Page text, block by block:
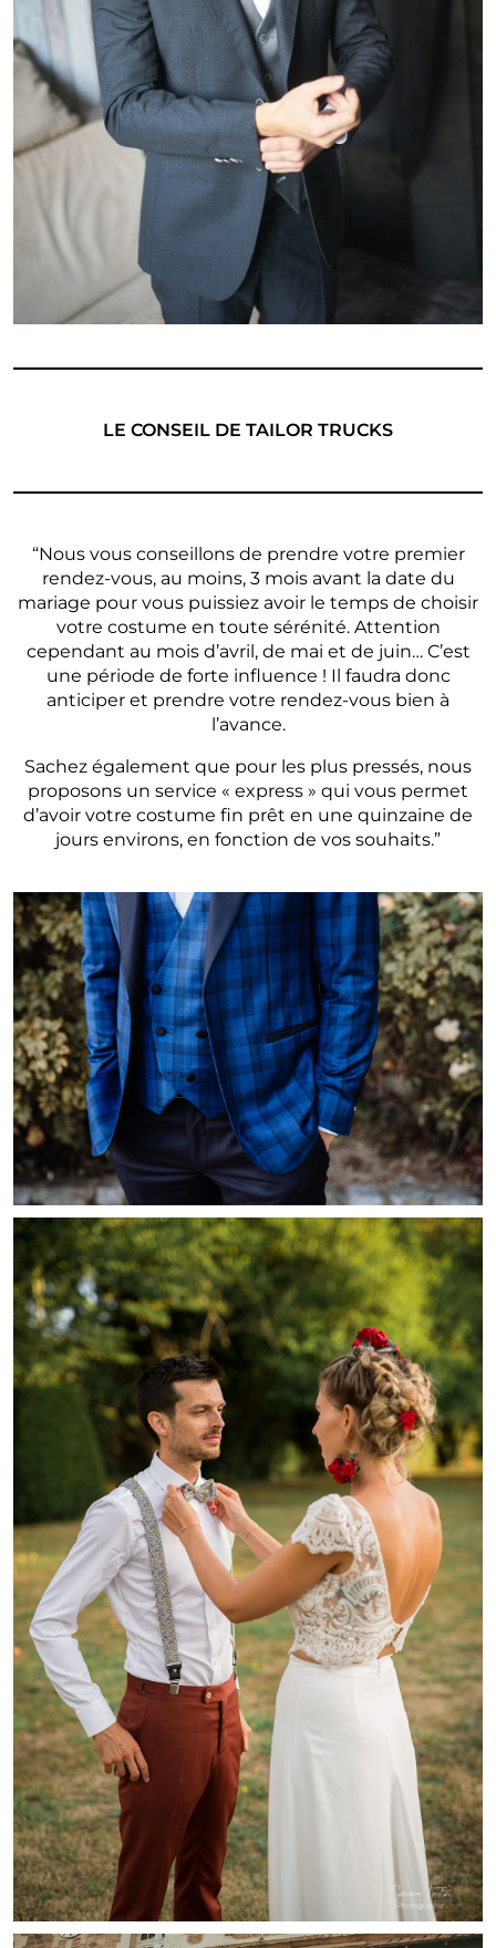
LE CONSEIL DE TAILOR TRUCKS
“Nous vous conseillons de prendre votre premier
rendez-vous, au moins, 3 mois avant la date du
mariage pour vous puissiez avoir le temps de choisir
votre costume en toute sérénité. Attention
cependant au mois d’avril, de mai et de juin… C’est
une période de forte influence ! Il faudra donc
anticiper et prendre votre rendez-vous bien à
l’avance.
Sachez également que pour les plus pressés, nous
proposons un service « express » qui vous permet
d’avoir votre costume fin prêt en une quinzaine de
jours environs, en fonction de vos souhaits.”